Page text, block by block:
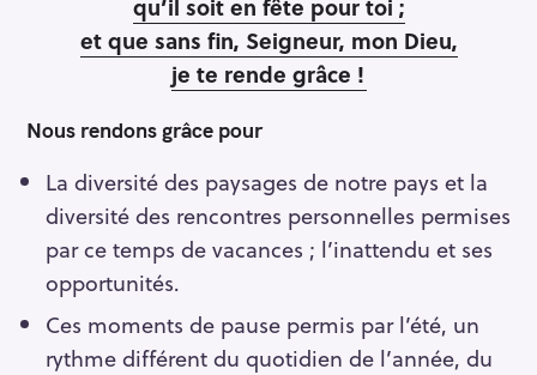
et que sans fin, Seigneur, mon Dieu,
je te rende grâce !
Nous rendons grâce pour
La diversité des paysages de notre pays et la
diversité des rencontres personnelles permises
par ce temps de vacances ; l’inattendu et ses
opportunités.
Ces moments de pause permis par l’été, un
rythme différent du quotidien de l’année, du